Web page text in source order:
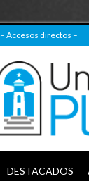
– Accesos directos –
DESTACADOS